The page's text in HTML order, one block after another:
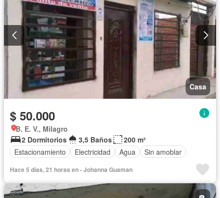
Casa
$ 50.000
B. E. V., Milagro
2 Dormitorios
3,5 Baños
200 m²
Estacionamiento
Electricidad Agua Sin amoblar
Hace 5 días, 21 horas en - Johanna Guaman